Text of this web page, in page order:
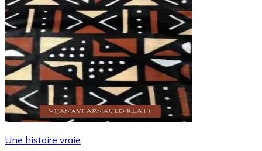
Une histoire vraie